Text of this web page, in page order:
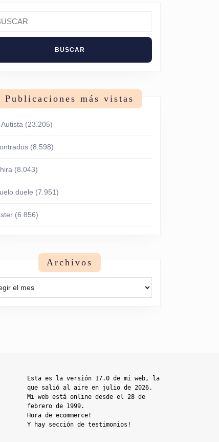
Publicaciones más vistas
Autista (23.205)
(8.598)
(8.043)
duele (7.951)
(6.856)
Archivos
Esta es la versión 17.0 de mi web, la
que salió al aire en julio de 2026.
Mi web está online desde el 28 de
febrero de 1999.
Hora de ecommerce!
Y hay sección de testimonios!